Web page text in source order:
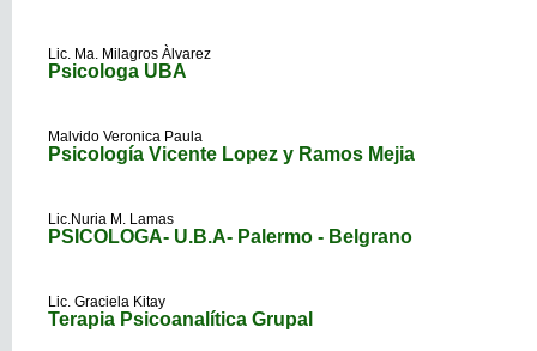
Lic. Ma. Milagros Àlvarez
Psicologa UBA
Malvido Veronica Paula
Psicología Vicente Lopez y Ramos Mejia
Lic.Nuria M. Lamas
PSICOLOGA- U.B.A- Palermo - Belgrano
Lic. Graciela Kitay
Terapia Psicoanalítica Grupal